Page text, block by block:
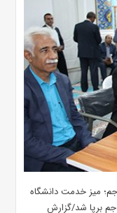
میز خدمت دانشگاه
برپا شد/گزارش